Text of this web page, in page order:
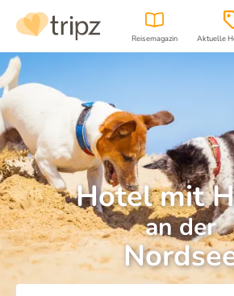
Reisemagazin Aktuelle
Hotel mit
an der